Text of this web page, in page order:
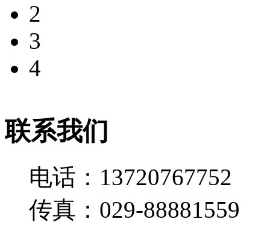
2
3
4
联系我们
电话：13720767752
传真：029-88881559